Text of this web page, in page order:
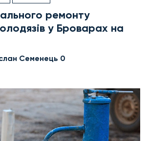
ремонту
у Броварах на
Семенець 0